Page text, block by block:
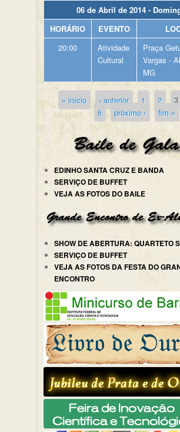
06 de Abril de 2014 -
HORÁRIO
EVENTO
20:00
Atividade
Cultural
Praça
Vargas -
MG
Páginas
« início ‹ anterior 1 2 3
6
próximo › fim »
EDINHO SANTA CRUZ E BANDA
SERVIÇO DE BUFFET
VEJA AS FOTOS DO BAILE
SHOW DE ABERTURA: QUARTETO
SERVIÇO DE BUFFET
VEJA AS FOTOS DA FESTA DO
ENCONTRO